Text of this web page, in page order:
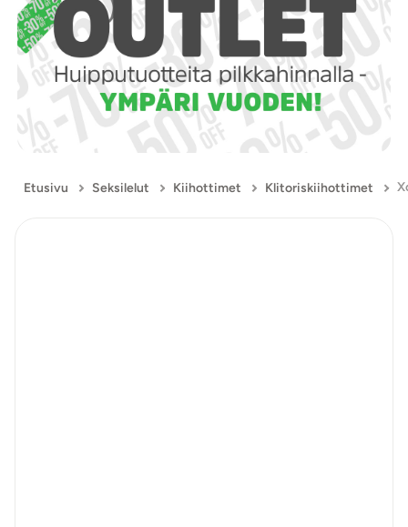
Etusivu Seksilelut Kiihottimet Klitoriskiihottimet